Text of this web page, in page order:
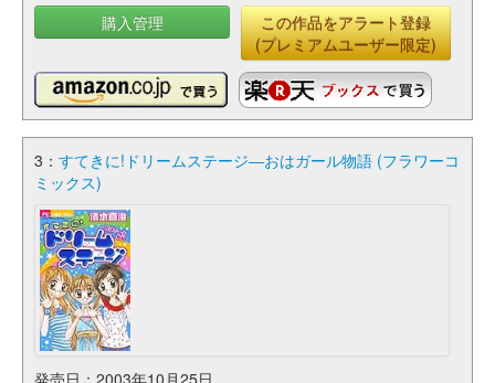
購入管理
この作品をアラート登録
(プレミアムユーザー限定)
3： すてきに!ドリームステージ―おはガール物語 (フラワーコ
ミックス)
発売日：2003年10月25日